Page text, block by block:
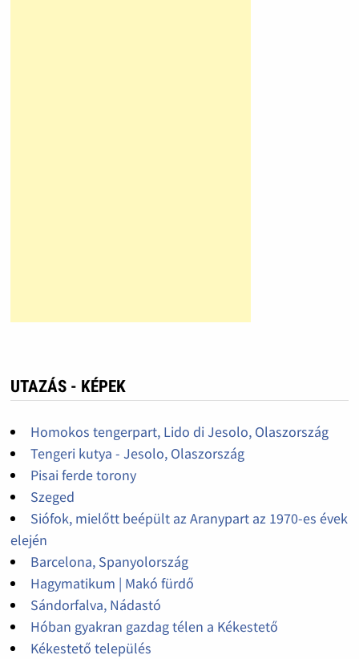
UTAZÁS - KÉPEK
Homokos tengerpart, Lido di Jesolo, Olaszország
Tengeri kutya - Jesolo, Olaszország
Pisai ferde torony
Szeged
Siófok, mielőtt beépült az Aranypart az 1970-es évek
elején
Barcelona, Spanyolország
Hagymatikum | Makó fürdő
Sándorfalva, Nádastó
Hóban gyakran gazdag télen a Kékestető
Kékestető település